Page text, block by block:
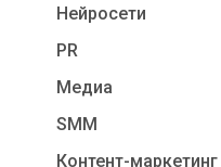
Нейросети
PR
Медиа
SMM
Контент-маркетинг